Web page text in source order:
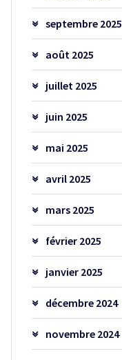
septembre 2025
août 2025
juillet 2025
juin 2025
mai 2025
avril 2025
mars 2025
février 2025
janvier 2025
décembre 2024
novembre 2024